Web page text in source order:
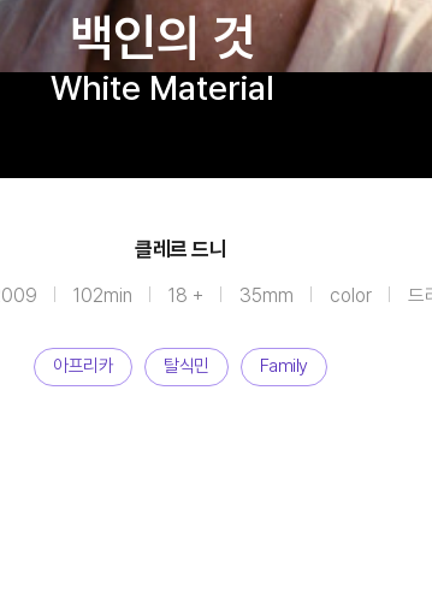
백인의 것
White Material
클레르 드니
102min 18 + 35mm color 드
아프리카 탈식민 Family